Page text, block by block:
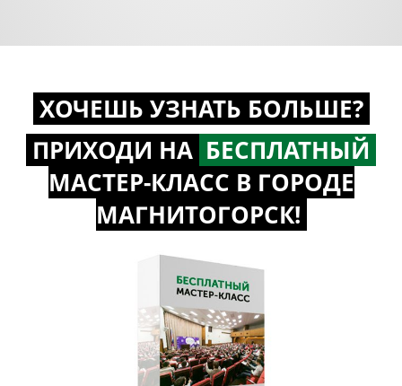
ХОЧЕШЬ УЗНАТЬ БОЛЬШЕ?
ПРИХОДИ НА БЕСПЛАТНЫЙ
МАСТЕР-КЛАСС В ГОРОДЕ
МАГНИТОГОРСК!